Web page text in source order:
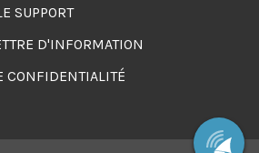
SUPPORT
D'INFORMATION
CONFIDENTIALITÉ